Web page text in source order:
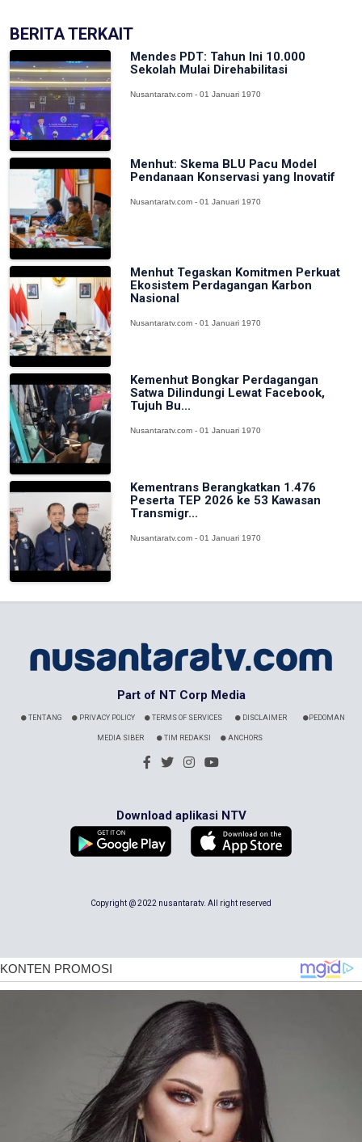
BERITA TERKAIT
Mendes PDT: Tahun Ini 10.000
Sekolah Mulai Direhabilitasi
Nusantaratv.com - 01 Januari 1970
Menhut: Skema BLU Pacu Model
Pendanaan Konservasi yang Inovatif
Nusantaratv.com - 01 Januari 1970
Menhut Tegaskan Komitmen Perkuat
Ekosistem Perdagangan Karbon
Nasional
Nusantaratv.com - 01 Januari 1970
Kemenhut Bongkar Perdagangan
Satwa Dilindungi Lewat Facebook,
Tujuh Bu...
Nusantaratv.com - 01 Januari 1970
Kementrans Berangkatkan 1.476
Peserta TEP 2026 ke 53 Kawasan
Transmigr...
Nusantaratv.com - 01 Januari 1970
Part of NT Corp Media
TENTANG PRIVACY POLICY TERMS OF SERVICES DISCLAIMER PEDOMAN
MEDIA SIBER TIM REDAKSI ANCHORS
Download aplikasi NTV
Copyright @ 2022 nusantaratv. All right reserved